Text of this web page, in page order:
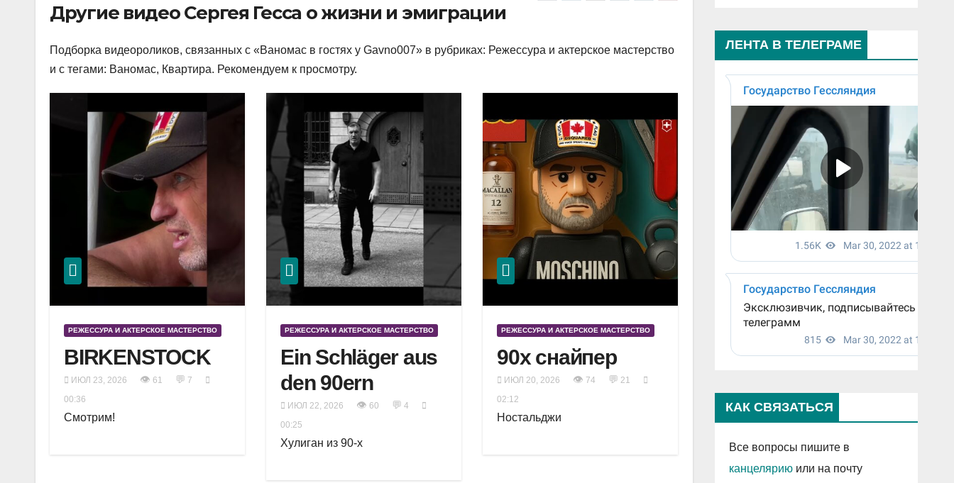
Другие видео Сергея Гесса о жизни и эмиграции
Подборка видеороликов, связанных с «Ваномас в гостях у Gavno007» в рубриках: Режессура и актерское мастерство
и с тегами: Ваномас, Квартира. Рекомендуем к просмотру.
РЕЖЕССУРА И АКТЕРСКОЕ МАСТЕРСТВО
BIRKENSTOCK
ИЮЛ 23, 2026 👁 61 💬 7
00:36
Смотрим!
РЕЖЕССУРА И АКТЕРСКОЕ МАСТЕРСТВО
Ein Schläger aus
den 90ern
ИЮЛ 22, 2026 👁 60 💬 4
00:25
Хулиган из 90-х
РЕЖЕССУРА И АКТЕРСКОЕ МАСТЕРСТВО
90х снайпер
ИЮЛ 20, 2026 👁 74 💬 21
02:12
Ностальджи
ЛЕНТА В ТЕЛЕГРАМЕ
КАК СВЯЗАТЬСЯ
Все вопросы пишите в
канцеляриюили на почту